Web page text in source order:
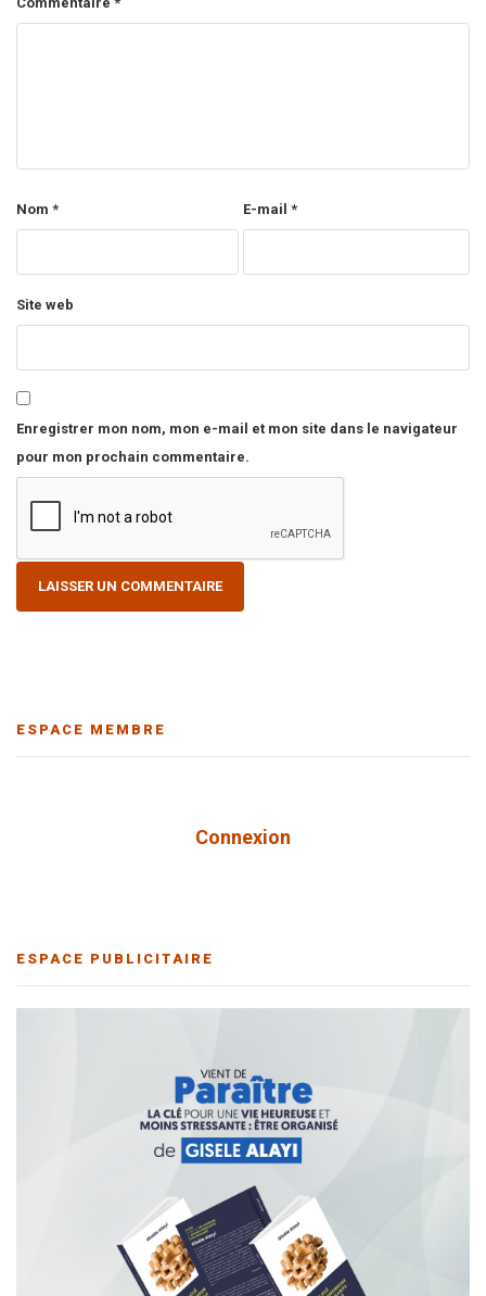
Nom * E-mail *
Site web
Enregistrer mon nom, mon e-mail et mon site dans le navigateur
pour mon prochain commentaire.
ESPACE MEMBRE
Connexion
ESPACE PUBLICITAIRE